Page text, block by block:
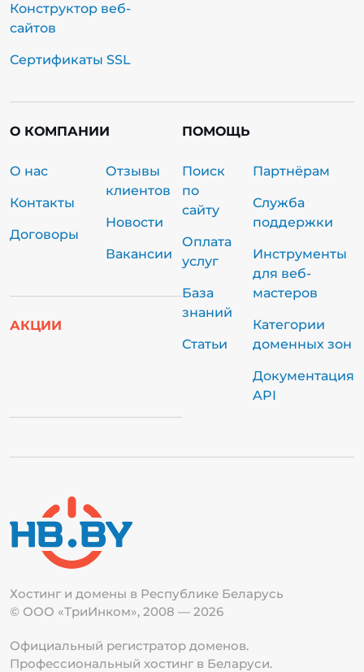
Конструктор веб-
сайтов
Сертификаты SSL
О КОМПАНИИ
О нас
Контакты
Договоры
Отзывы
клиентов
Новости
Вакансии
АКЦИИ
ПОМОЩЬ
Поиск
по
сайту
Оплата
услуг
База
знаний
Статьи
Партнёрам
Служба
поддержки
Инструменты
для веб-
мастеров
Категории
доменных зон
Документация
API
Хостинг и домены в Республике Беларусь
© ООО «ТриИнком», 2008 — 2026
Официальный регистратор доменов.
Профессиональный хостинг в Беларуси.